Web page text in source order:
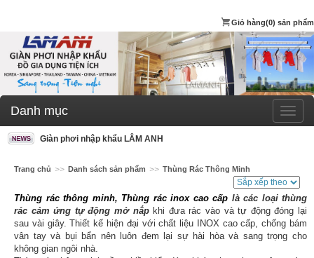
Giỏ hàng(0) sản phẩm
Danh mục
Giàn phơi nhập khẩu LÂM ANH
Trang chủ >> Danh sách sản phẩm >> Thùng Rác Thông Minh
Thùng rác thông minh, Thùng rác inox cao cấp là các loại thùng
rác cảm ứng tự động mở nắpkhi đưa rác vào và tự động đóng lại
sau vài giây. Thiết kế hiện đại với chất liệu INOX cao cấp, chống bám
vân tay và bụi bẩn nên luôn đem lại sự hài hòa và sang trọng cho
không gian ngôi nhà.